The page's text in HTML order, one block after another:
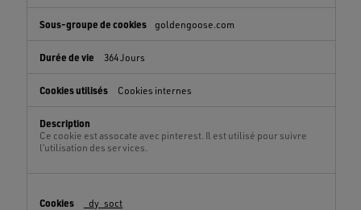
goldengoose.com
364 Jours
Cookies internes
Ce cookie est assocate avec pinterest. Il est utilisé pour suivre
l’utilisation des services.
_dy_soct